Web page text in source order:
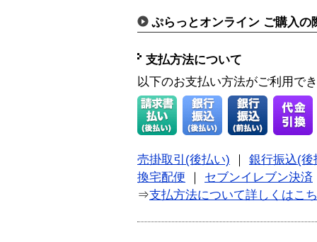
ぷらっとオンライン ご購入の
支払方法について
以下のお支払い方法がご利用で
売掛取引(後払い)
銀行振込(後
換宅配便
セブンイレブン決済
⇒支払方法について詳しくはこ